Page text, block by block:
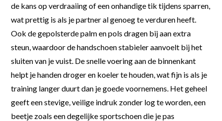
de kans op verdraaiing of een onhandige tik tijdens sparren,
wat prettig is als je partner al genoeg te verduren heeft.
Ook de gepolsterde palm en pols dragen bij aan extra
steun, waardoor de handschoen stabieler aanvoelt bij het
sluiten van je vuist. De snelle voering aan de binnenkant
helpt je handen droger en koeler te houden, wat fijn is als je
training langer duurt dan je goede voornemens. Het geheel
geeft een stevige, veilige indruk zonder log te worden, een
beetje zoals een degelijke sportschoen die je pas